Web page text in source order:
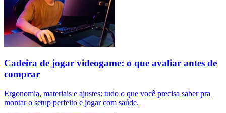
Cadeira de jogar videogame: o que avaliar antes de
comprar
Ergonomia, materiais e ajustes: tudo o que você precisa saber pra
montar o setup perfeito e jogar com saúde.